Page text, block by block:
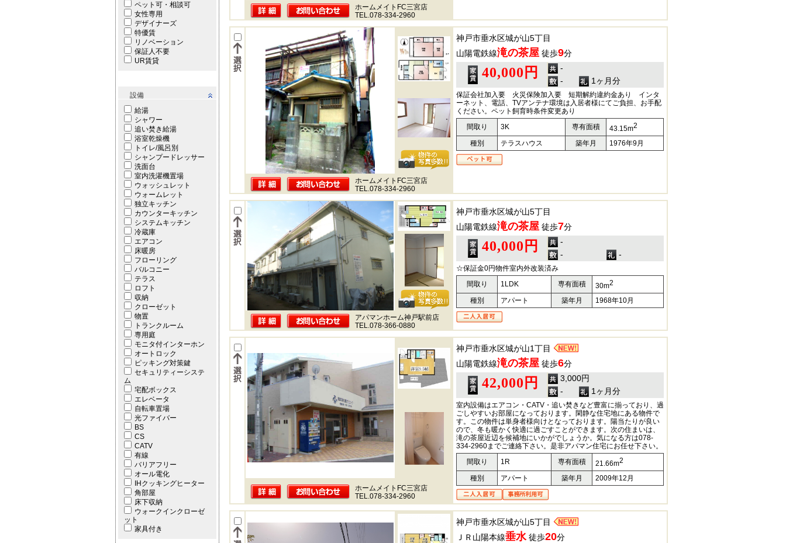
ペット可・相談可
女性専用
デザイナーズ
特優賃
リノベーション
保証人不要
UR賃貸
設備
給湯
シャワー
追い焚き給湯
浴室乾燥機
トイレ/風呂別
シャンプードレッサー
洗面台
室内洗濯機置場
ウォッシュレット
ウォームレット
独立キッチン
カウンターキッチン
システムキッチン
冷蔵庫
エアコン
床暖房
フローリング
バルコニー
テラス
ロフト
収納
クローゼット
物置
トランクルーム
専用庭
モニタ付インターホン
オートロック
ピッキング対策鍵
セキュリティーシステ
ム
宅配ボックス
エレベータ
自転車置場
光ファイバー
BS
CS
CATV
有線
バリアフリー
オール電化
IHクッキングヒーター
角部屋
床下収納
ウォークインクローゼ
ット
家具付き
ホームメイトFC三宮店
TEL.078-334-2960
神戸市垂水区城が山5丁目
山陽電鉄線滝の茶屋 徒歩9分
40,000円
-
-
1ヶ月分
保証会社加入要 火災保険加入要 短期解約違約金あり インタ
ーネット、電話、TVアンテナ環境は入居者様にてご負担、お手配
ください。ペット飼育時条件変更あり
間取り
3K 専有面積 43.15m2
種別 テラスハウス 築年月 1976年9月
ホームメイトFC三宮店
TEL.078-334-2960
神戸市垂水区城が山5丁目
山陽電鉄線滝の茶屋 徒歩7分
40,000円
-
-
-
☆保証金0円物件室内外改装済み
間取り
1LDK 専有面積 30m2
種別 アパート 築年月 1968年10月
アパマンホーム神戸駅前店
TEL.078-366-0880
神戸市垂水区城が山1丁目
山陽電鉄線滝の茶屋 徒歩6分
42,000円
3,000円
-
1ヶ月分
室内設備はエアコン・CATV・追い焚きなど豊富に揃っており、過
ごしやすいお部屋になっております。閑静な住宅地にある物件で
す。この物件は単身者様向けとなっております。陽当たりが良い
ので、冬も暖かく快適に過ごすことができます。次の住まいは、
滝の茶屋近辺を候補地にいかがでしょうか。気になる方は078-
334-2960までご連絡下さい。是非アパマン住宅にお任せ下さい。
間取り
1R 専有面積 21.66m2
種別 アパート 築年月
2009年12月
ホームメイトFC三宮店
TEL.078-334-2960
神戸市垂水区城が山5丁目
ＪＲ山陽本線垂水徒歩20分